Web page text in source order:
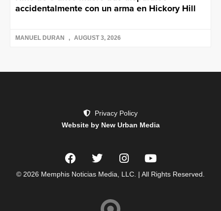
accidentalmente con un arma en Hickory Hill
MANUEL DURAN AUGUST 3, 2026
Privacy Policy
Website by New Urban Media
© 2026 Memphis Noticias Media, LLC. | All Rights Reserved.